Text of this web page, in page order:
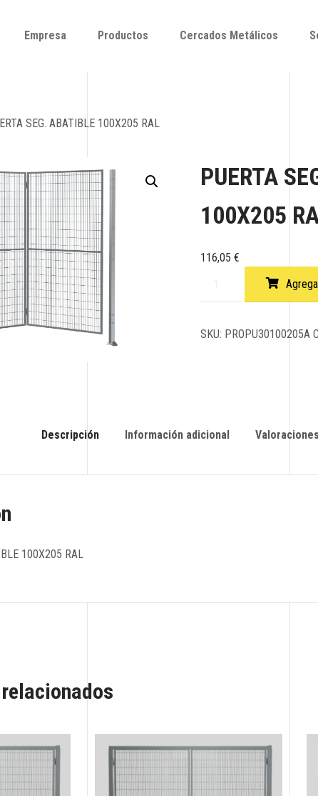
Empresa Productos Cercados Metálicos
SEG. ABATIBLE 100X205 RAL
PUERTA
100X205
116,05€
SKU: PROPU30100205A
Descripción Información adicional
100X205 RAL